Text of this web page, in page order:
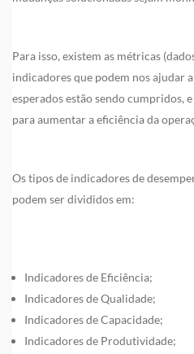
Para isso, existem as métricas
indicadores que podem nos ajudar
esperados estão sendo cumpridos,
para aumentar a eficiência da
Os tipos de indicadores de
podem ser divididos em:
Indicadores de Eficiência;
Indicadores de Qualidade;
Indicadores de Capacidade;
Indicadores de Produtividade;